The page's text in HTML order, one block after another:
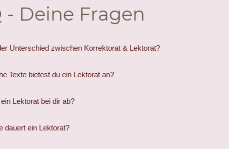
- Deine Fragen
Unterschied zwischen Korrektorat & Lektorat?
Texte bietest du ein Lektorat an?
Lektorat bei dir ab?
dauert ein Lektorat?